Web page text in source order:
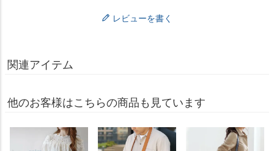
レビューを書く
関連アイテム
他のお客様はこちらの商品も見ています